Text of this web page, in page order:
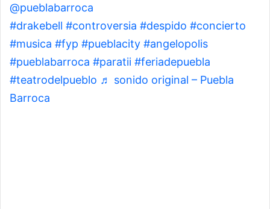
@pueblabarroca
#drakebell #controversia #despido #concierto
#musica #fyp #pueblacity #angelopolis
#pueblabarroca #paratii #feriadepuebla
#teatrodelpueblo ♬ sonido original – Puebla
Barroca